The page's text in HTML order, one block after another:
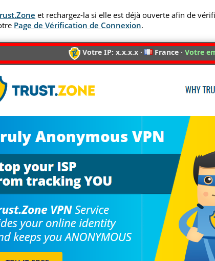
et rechargez-la si elle est déjà ouverte afin de
Page de Vérification de Connexion.
Votre IP: x.x.x.x · France · Votre